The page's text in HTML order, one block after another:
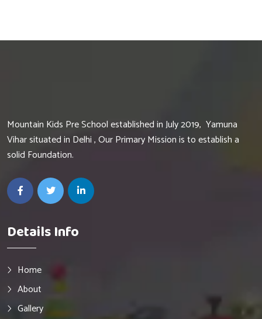
Mountain Kids Pre School established in July 2019, Yamuna
Vihar situated in Delhi , Our Primary Mission is to establish a
solid Foundation.
Details Info
Home
About
Gallery